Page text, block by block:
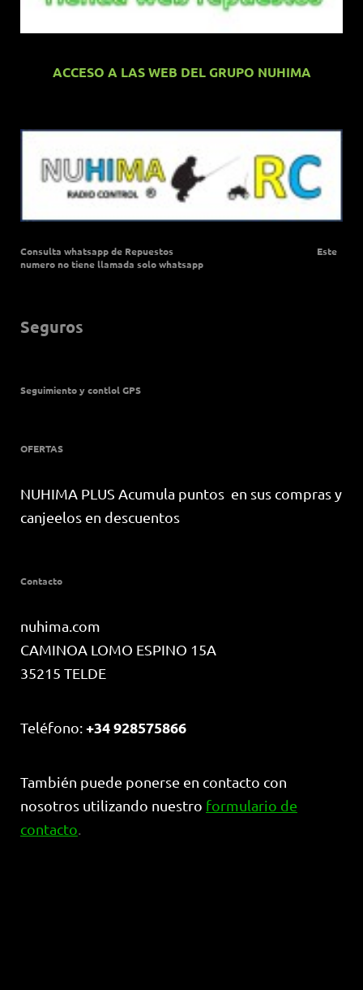
ACCESO A LAS WEB DEL GRUPO NUHIMA
Consulta whatsapp de Repuestos Este
numero no tiene llamada solo whatsapp
Seguros
Seguimiento y contlol GPS
OFERTAS
NUHIMA PLUS Acumula puntos en sus compras y
canjeelos en descuentos
Contacto
nuhima.com
CAMINOA LOMO ESPINO 15A
35215 TELDE
Teléfono:+34 928575866
También puede ponerse en contacto con
nosotros utilizando nuestro formulario de
contacto